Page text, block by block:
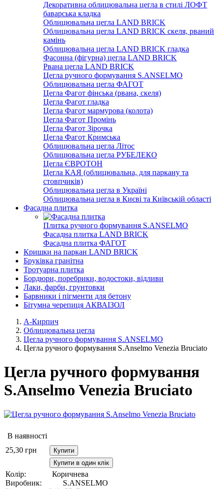
Декоративна облицювальна цегла в стилі ЛОФТ
баварська кладка
Облицювальна цегла LAND BRICK
Облицювальна цегла LAND BRICK скеля, рваний
камінь
Облицювальна цегла LAND BRICK гладка
Фасонна (фігурна) цегла LAND BRICK
Рвана цегла LAND BRICK
Цегла ручного формування S.ANSELMO
Облицювальна цегла ФАГОТ
Цегла Фагот фінська (рвана, скеля)
Цегла Фагот гладка
Цегла Фагот мармурова (колота)
Цегла Фагот Промінь
Цегла Фагот Зірочка
Цегла Фагот Кримська
Облицювальна цегла Літос
Облицювальна цегла РУБЕЛЕКО
Цегла ЄВРОТОН
Цегла КАЯ (облицювальна, для паркану та
стовпчиків)
Облицювальна цегла в Україні
Облицювальна цегла в Києві та Київській області
Фасадна плитка
Плитка ручного формування S.ANSELMO
Фасадна плитка LAND BRICK
Фасадна плитка ФАГОТ
Кришки на паркан LAND BRICK
Бруківка гранітна
Тротуарна плитка
Бордюри, поребрики, водостоки, відливи
Лаки, фарби, грунтовки
Барвники і пігменти для бетону
Бітумна черепиця АКВАІЗОЛ
А-Кирпич
Облицювальна цегла
Цегла ручного формування S.ANSELMO
Цегла ручного формування S.Anselmo Venezia Bruciato
Цегла ручного формування
S.Anselmo Venezia Bruciato
В наявності
25,30 грн
Купити
Купити в один клік
Колір:
Коричнева
Виробник:
S.ANSELMO